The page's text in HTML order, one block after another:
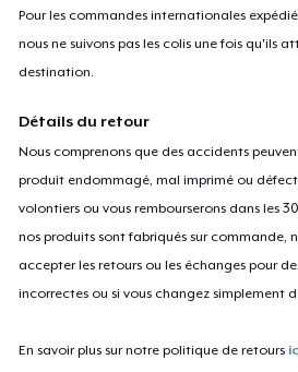
Pour les commandes internationales
nous ne suivons pas les colis une fois qu'ils
destination.
Détails du retour
Nous comprenons que des accidents
produit endommagé, mal imprimé ou
volontiers ou vous rembourserons dans les
nos produits sont fabriqués sur commande,
accepter les retours ou les échanges pour
incorrectes ou si vous changez simplement
En savoir plus sur notre politique de retours